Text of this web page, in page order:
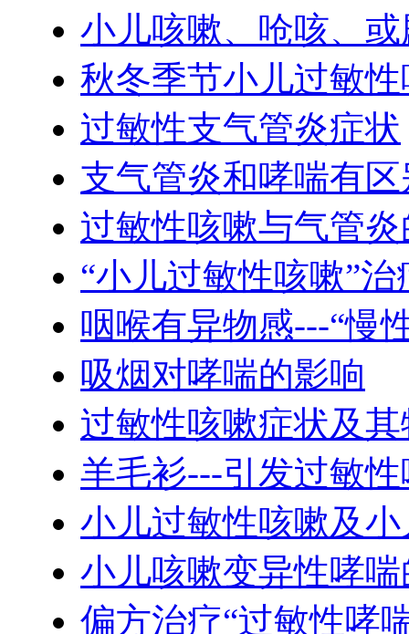
小儿咳嗽、呛咳、
秋冬季节小儿过敏
过敏性支气管炎症状
支气管炎和哮喘有
过敏性咳嗽与气管
“小儿过敏性咳嗽”
咽喉有异物感---“慢
吸烟对哮喘的影响
过敏性咳嗽症状及
羊毛衫---引发过敏
小儿过敏性咳嗽及
小儿咳嗽变异性哮
偏方治疗“过敏性哮